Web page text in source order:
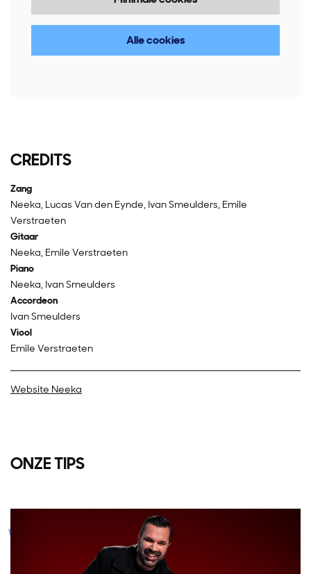
Alle cookies
CREDITS
Zang
Neeka, Lucas Van den Eynde, Ivan Smeulders, Emile
Verstraeten
Gitaar
Neeka, Emile Verstraeten
Piano
Neeka, Ivan Smeulders
Accordeon
Ivan Smeulders
Viool
Emile Verstraeten
Website Neeka
ONZE TIPS